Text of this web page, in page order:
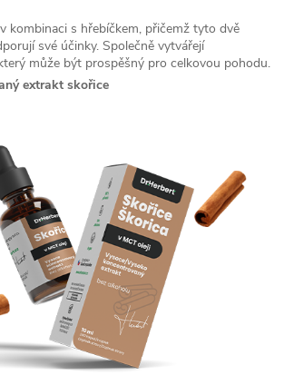
kombinaci s hřebíčkem, přičemž tyto dvě
své účinky. Společně vytvářejí
může být prospěšný pro celkovou pohodu.
extrakt skořice